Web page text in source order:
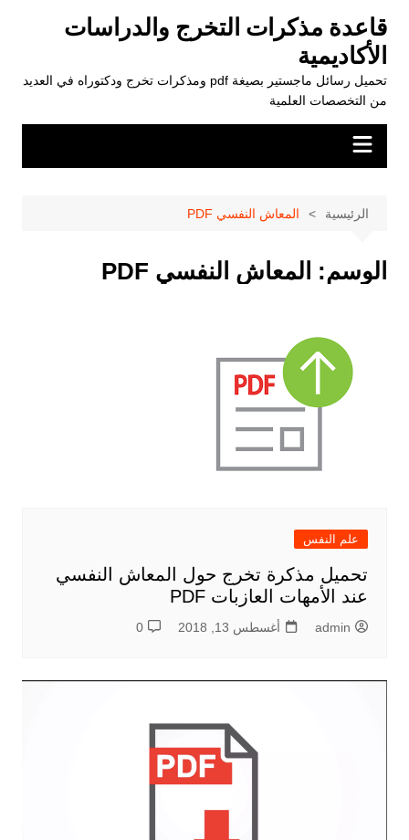
المحتوى
قاعدة مذكرات التخرج والدراسات
الأكاديمية
تحميل رسائل ماجستير بصيغة pdf ومذكرات تخرج ودكتوراه في العديد
من التخصصات العلمية
الرئيسية المعاش النفسي PDF
الوسم: المعاش النفسي PDF
علم النفس
تحميل مذكرة تخرج حول المعاش النفسي
عند الأمهات العازبات PDF
admin أغسطس 13, 2018 0